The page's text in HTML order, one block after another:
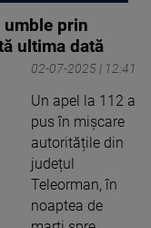
umble prin
ultima dată
02-07-2025 | 12:41
Un apel la 112 a
pus în mișcare
autoritățile din
județul
Teleorman, în
noaptea de